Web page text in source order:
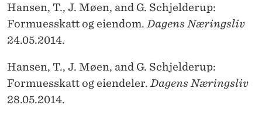
Hansen, T., J. Møen, and G. Schjelderup:
Formuesskatt og eiendom. Dagens Næringsliv
24.05.2014.
Hansen, T., J. Møen, and G. Schjelderup:
Formuesskatt og eiendeler. Dagens Næringsliv
28.05.2014.